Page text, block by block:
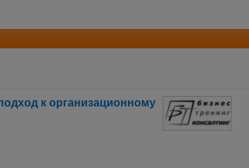
к организационному